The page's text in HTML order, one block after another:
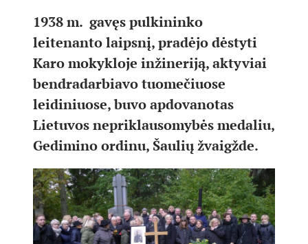
1938 m. gavęs pulkininko
leitenanto laipsnį, pradėjo dėstyti
Karo mokykloje inžineriją, aktyviai
bendradarbiavo tuomečiuose
leidiniuose, buvo apdovanotas
Lietuvos nepriklausomybės medaliu,
Gedimino ordinu, Šaulių žvaigžde.